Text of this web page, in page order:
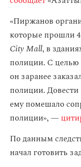
«Пиржанов
которые прошли
City Mall, в
полиции. С целью
он заранее
полиции. Довести
ему помешало
полиции», —
По данным
начал готовить